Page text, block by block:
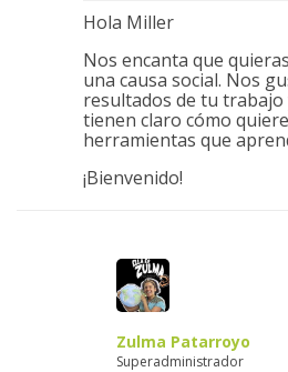
Hola Miller
Nos encanta que
una causa social. Nos
resultados de tu trabajo
tienen claro cómo
herramientas que
¡Bienvenido!
Zulma Patarroyo
Superadministrador